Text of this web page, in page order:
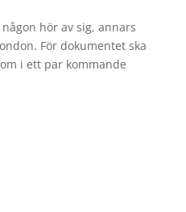
hör av sig, annars
För dokumentet ska
i ett par kommande